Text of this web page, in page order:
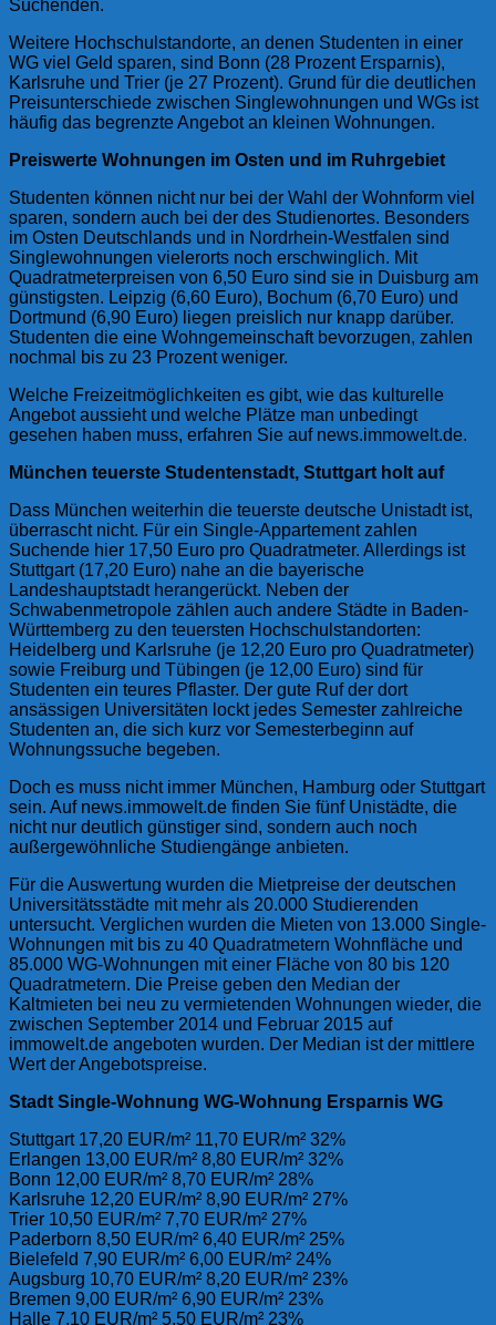
Suchenden.
Weitere Hochschulstandorte, an denen Studenten in einer
WG viel Geld sparen, sind Bonn (28 Prozent Ersparnis),
Karlsruhe und Trier (je 27 Prozent). Grund für die deutlichen
Preisunterschiede zwischen Singlewohnungen und WGs ist
häufig das begrenzte Angebot an kleinen Wohnungen.
Preiswerte Wohnungen im Osten und im Ruhrgebiet
Studenten können nicht nur bei der Wahl der Wohnform viel
sparen, sondern auch bei der des Studienortes. Besonders
im Osten Deutschlands und in Nordrhein-Westfalen sind
Singlewohnungen vielerorts noch erschwinglich. Mit
Quadratmeterpreisen von 6,50 Euro sind sie in Duisburg am
günstigsten. Leipzig (6,60 Euro), Bochum (6,70 Euro) und
Dortmund (6,90 Euro) liegen preislich nur knapp darüber.
Studenten die eine Wohngemeinschaft bevorzugen, zahlen
nochmal bis zu 23 Prozent weniger.
Welche Freizeitmöglichkeiten es gibt, wie das kulturelle
Angebot aussieht und welche Plätze man unbedingt
gesehen haben muss, erfahren Sie auf news.immowelt.de.
München teuerste Studentenstadt, Stuttgart holt auf
Dass München weiterhin die teuerste deutsche Unistadt ist,
überrascht nicht. Für ein Single-Appartement zahlen
Suchende hier 17,50 Euro pro Quadratmeter. Allerdings ist
Stuttgart (17,20 Euro) nahe an die bayerische
Landeshauptstadt herangerückt. Neben der
Schwabenmetropole zählen auch andere Städte in Baden-
Württemberg zu den teuersten Hochschulstandorten:
Heidelberg und Karlsruhe (je 12,20 Euro pro Quadratmeter)
sowie Freiburg und Tübingen (je 12,00 Euro) sind für
Studenten ein teures Pflaster. Der gute Ruf der dort
ansässigen Universitäten lockt jedes Semester zahlreiche
Studenten an, die sich kurz vor Semesterbeginn auf
Wohnungssuche begeben.
Doch es muss nicht immer München, Hamburg oder Stuttgart
sein. Auf news.immowelt.de finden Sie fünf Unistädte, die
nicht nur deutlich günstiger sind, sondern auch noch
außergewöhnliche Studiengänge anbieten.
Für die Auswertung wurden die Mietpreise der deutschen
Universitätsstädte mit mehr als 20.000 Studierenden
untersucht. Verglichen wurden die Mieten von 13.000 Single-
Wohnungen mit bis zu 40 Quadratmetern Wohnfläche und
85.000 WG-Wohnungen mit einer Fläche von 80 bis 120
Quadratmetern. Die Preise geben den Median der
Kaltmieten bei neu zu vermietenden Wohnungen wieder, die
zwischen September 2014 und Februar 2015 auf
immowelt.de angeboten wurden. Der Median ist der mittlere
Wert der Angebotspreise.
Stadt Single-Wohnung WG-Wohnung Ersparnis WG
Stuttgart 17,20 EUR/m² 11,70 EUR/m² 32%
Erlangen 13,00 EUR/m² 8,80 EUR/m² 32%
Bonn 12,00 EUR/m² 8,70 EUR/m² 28%
Karlsruhe 12,20 EUR/m² 8,90 EUR/m² 27%
Trier 10,50 EUR/m² 7,70 EUR/m² 27%
Paderborn 8,50 EUR/m² 6,40 EUR/m² 25%
Bielefeld 7,90 EUR/m² 6,00 EUR/m² 24%
Augsburg 10,70 EUR/m² 8,20 EUR/m² 23%
Bremen 9,00 EUR/m² 6,90 EUR/m² 23%
Halle 7,10 EUR/m² 5,50 EUR/m² 23%